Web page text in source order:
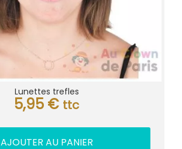
Lunettes trefles
5,95 € ttc
AJOUTER AU PANIER